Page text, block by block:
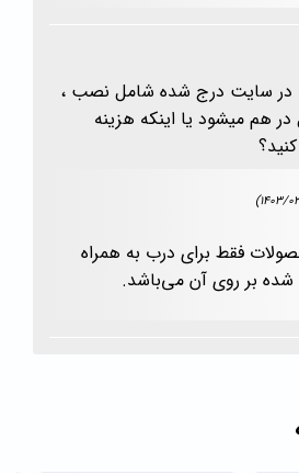
در سایت درج شده شامل نصب ،
هم میشود یا اینکه هزینه
فقط برای درب به همراه
بر روی آن می‌باشد.